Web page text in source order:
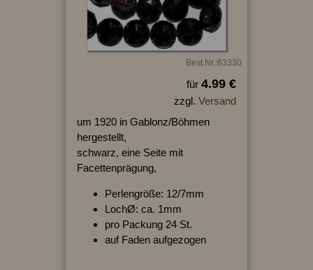
Best.Nr.:63330
für 4.99 €
zzgl. Versand
um 1920 in Gablonz/Böhmen
hergestellt,
schwarz, eine Seite mit
Facettenprägung,
Perlengröße: 12/7mm
LochØ: ca. 1mm
pro Packung 24 St.
auf Faden aufgezogen